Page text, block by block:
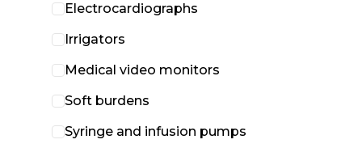
Electrocardiographs
Irrigators
Medical video monitors
Soft burdens
Syringe and infusion pumps